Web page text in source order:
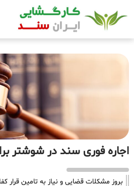
اجاره فوری سند در شوشتر
بروز مشکلات قضایی و نیاز به تامین قرار